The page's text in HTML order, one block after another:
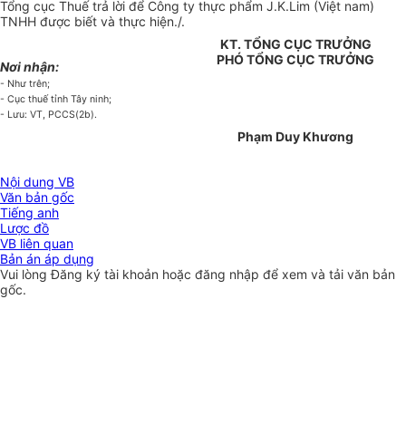
Tổng cục Thuế trả lời để Công ty thực phẩm J.K.Lim (Việt nam)
TNHH được biết và thực hiện./.
Nơi nhận:
- Như trên;
- Cục thuế tỉnh Tây ninh;
- Lưu: VT, PCCS(2b).
KT. TỔNG CỤC TRƯỞNG
PHÓ TỔNG CỤC TRƯỞNG
Phạm Duy Khương
Nội dung VB
Văn bản gốc
Tiếng anh
Lược đồ
VB liên quan
Bản án áp dụng
Vui lòngĐăng ký tài khoản hoặc đăng nhập để xem và tải văn bản
gốc.